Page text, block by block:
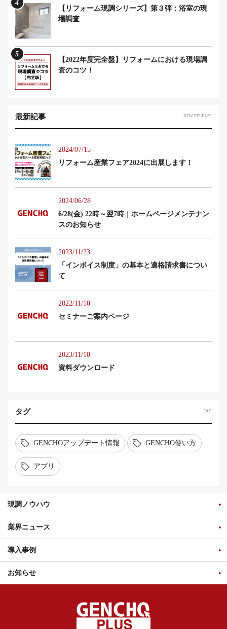
4
【リフォーム現調シリーズ】第３弾：浴室の現
場調査
5
【2022年度完全盤】リフォームにおける現場調
査のコツ！
最新記事 NEW RELEASE
2024/07/15
リフォーム産業フェア2024に出展します！
2024/06/28
6/28(金) 22時～翌7時｜ホームページメンテナン
スのお知らせ
2023/11/23
「インボイス制度」の基本と適格請求書につい
て
2022/11/10
セミナーご案内ページ
2023/11/10
資料ダウンロード
タグ TAG
GENCHOアップデート情報 GENCHO使い方
アプリ
現調ノウハウ
業界ニュース
導入事例
お知らせ